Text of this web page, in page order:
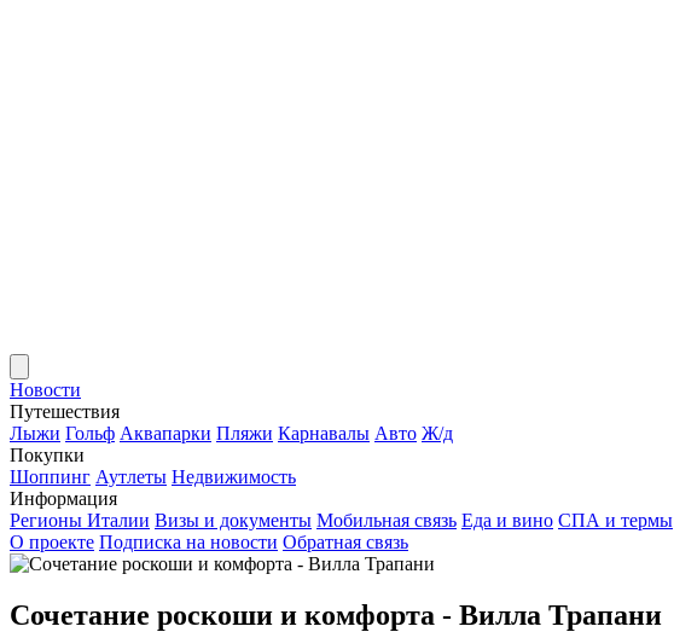
Новости
Путешествия
Лыжи Гольф Аквапарки Пляжи Карнавалы Авто Ж/д
Покупки
Шоппинг Аутлеты Недвижимость
Информация
Регионы Италии Визы и документы Мобильная связь Еда и вино СПА и термы
О проекте Подписка на новости Обратная связь
Сочетание роскоши и комфорта - Вилла Трапани